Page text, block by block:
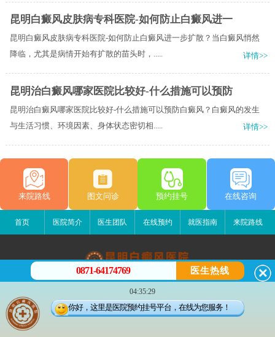
昆明白癜风皮肤病专科医院-如何防止白癜风进一
昆明白癜风皮肤病专科医院-如何防止白癜风进一步扩散？当白癜风悄然
降临，尤其是病情开始有扩散的苗头时，.....
详情>>
昆明治白癜风哪家医院比较好-什么措施可以预防
昆明治白癜风哪家医院比较好-什么措施可以预防白癜风？白癜风的发生
与生活习惯、环境因素、身体状态密切相.....
详情>>
来院路线 图文问诊 预约挂号 在线咨询
首页 医院简介 医生团队 在线预约 就医指南 来院路线
昆明白癜风医院
昆明市五华区护国路2号
版权所有：昆明白癜风医院
0871-64174769 医生热线
04:35:29
你好，这里是医院预约挂号平台，在线为您服务！